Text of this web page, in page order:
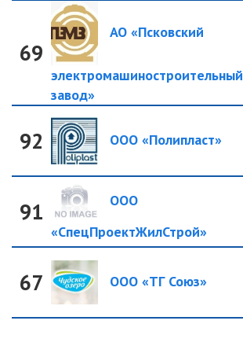
69
АО «Псковский
электромашиностроительный
завод»
92 ООО «Полипласт»
91
ООО
«СпецПроектЖилСтрой»
67 ООО «ТГ Союз»